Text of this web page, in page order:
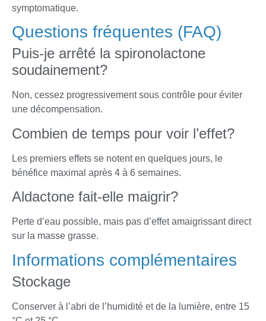
symptomatique.
Questions fréquentes (FAQ)
Puis-je arrêté la spironolactone
soudainement?
Non, cessez progressivement sous contrôle pour éviter
une décompensation.
Combien de temps pour voir l’effet?
Les premiers effets se notent en quelques jours, le
bénéfice maximal après 4 à 6 semaines.
Aldactone fait-elle maigrir?
Perte d’eau possible, mais pas d’effet amaigrissant direct
sur la masse grasse.
Informations complémentaires
Stockage
Conserver à l’abri de l’humidité et de la lumière, entre 15